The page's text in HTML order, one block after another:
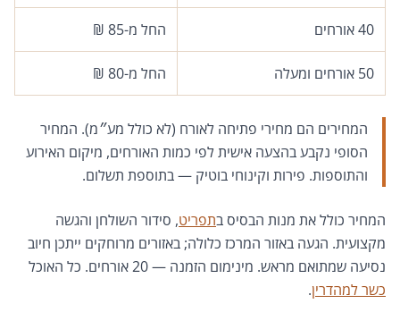
40 אורחים החל מ-85 ₪
50 אורחים ומעלה החל מ-80 ₪
המחירים הם מחירי פתיחה לאורח (לא כולל מע״מ). המחיר
הסופי נקבע בהצעה אישית לפי כמות האורחים, מיקום האירוע
והתוספות. פירות וקינוחי בוטיק — בתוספת תשלום.
המחיר כולל את מנות הבסיס בתפריט, סידור השולחן והגשה
מקצועית. הגעה באזור המרכז כלולה; באזורים מרוחקים ייתכן חיוב
נסיעה שמתואם מראש. מינימום הזמנה — 20 אורחים. כל האוכל
כשר למהדרין.